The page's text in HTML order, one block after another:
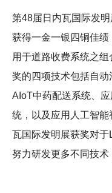
第48届日内瓦国际发
获得一金一银四铜佳
用于道路收费系统之
奖的四项技术包括自
AIoT中药配送系统、
统，以及应用人工智
瓦国际发明展获奖对
努力研发更多不同技术